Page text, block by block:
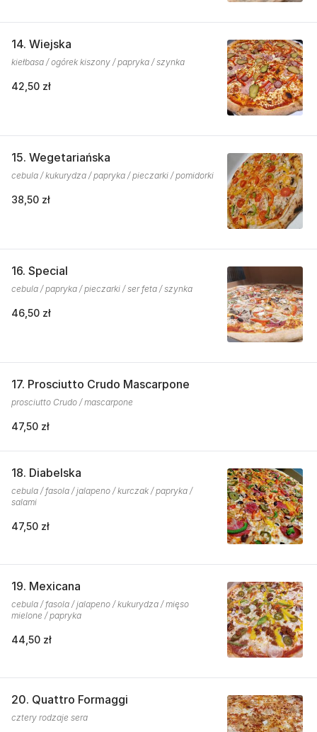
14. Wiejska
kiełbasa / ogórek kiszony / papryka / szynka
42,50 zł
15. Wegetariańska
cebula / kukurydza / papryka / pieczarki / pomidorki
38,50 zł
16. Special
cebula / papryka / pieczarki / ser feta / szynka
46,50 zł
17. Prosciutto Crudo Mascarpone
prosciutto Crudo / mascarpone
47,50 zł
18. Diabelska
cebula / fasola / jalapeno / kurczak / papryka /
salami
47,50 zł
19. Mexicana
cebula / fasola / jalapeno / kukurydza / mięso
mielone / papryka
44,50 zł
20. Quattro Formaggi
cztery rodzaje sera